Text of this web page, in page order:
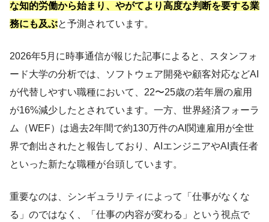
な知的労働から始まり、やがてより高度な判断を要する業
務にも及ぶと予測されています。
2026年5月に時事通信が報じた記事によると、スタンフォ
ード大学の分析では、ソフトウェア開発や顧客対応などAI
が代替しやすい職種において、22〜25歳の若年層の雇用
が16%減少したとされています。一方、世界経済フォーラ
ム（WEF）は過去2年間で約130万件のAI関連雇用が全世
界で創出されたと報告しており、AIエンジニアやAI責任者
といった新たな職種が台頭しています。
重要なのは、シンギュラリティによって「仕事がなくな
る」のではなく、「仕事の内容が変わる」という視点で